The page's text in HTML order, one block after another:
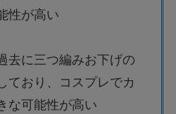
性が高い
去に三つ編みお下げの
ており、コスプレでカ
な可能性が高い